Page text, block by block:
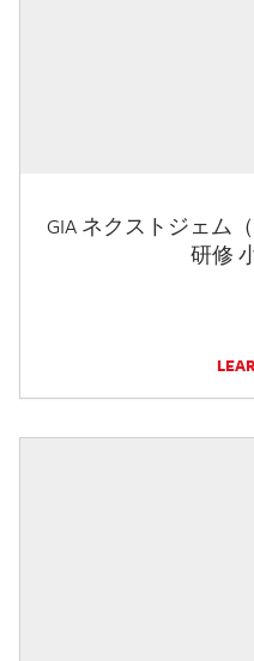
GIA ネクストジェム
研修